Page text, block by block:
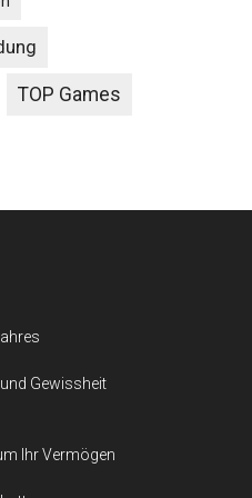
TOP Games
Gewissheit
Ihr Vermögen